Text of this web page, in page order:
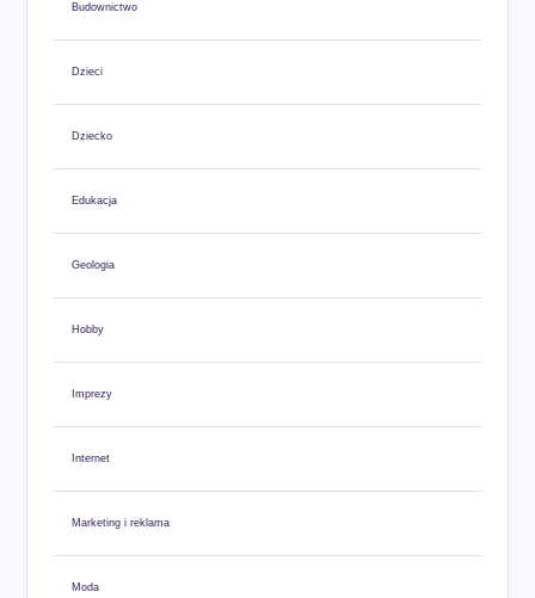
Budownictwo
Dzieci
Dziecko
Edukacja
Geologia
Hobby
Imprezy
Internet
Marketing i reklama
Moda